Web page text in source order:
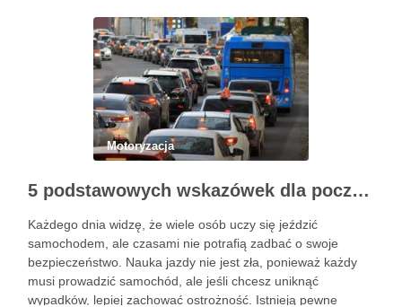
Motoryzacja
5 podstawowych wskazówek dla początkujących, jak nauczyć się bezpieczeństwa jazdy samochodem
Każdego dnia widzę, że wiele osób uczy się jeździć
samochodem, ale czasami nie potrafią zadbać o swoje
bezpieczeństwo. Nauka jazdy nie jest zła, ponieważ każdy
musi prowadzić samochód, ale jeśli chcesz uniknąć
wypadków, lepiej zachować ostrożność. Istnieją pewne